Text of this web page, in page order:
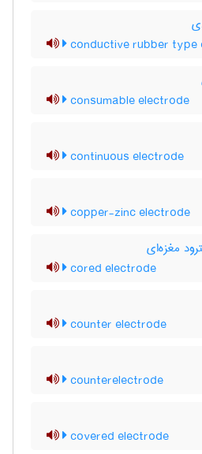
conductive rubber type
consumable electrode
continuous electrode
copper-zinc electrode
مغزه‌ای
cored electrode
counter electrode
counterelectrode
covered electrode